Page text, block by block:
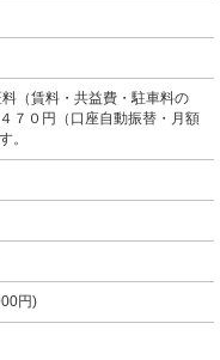
（賃料・共益費・駐車料の
７０円（口座自動振替・月額
。
円)